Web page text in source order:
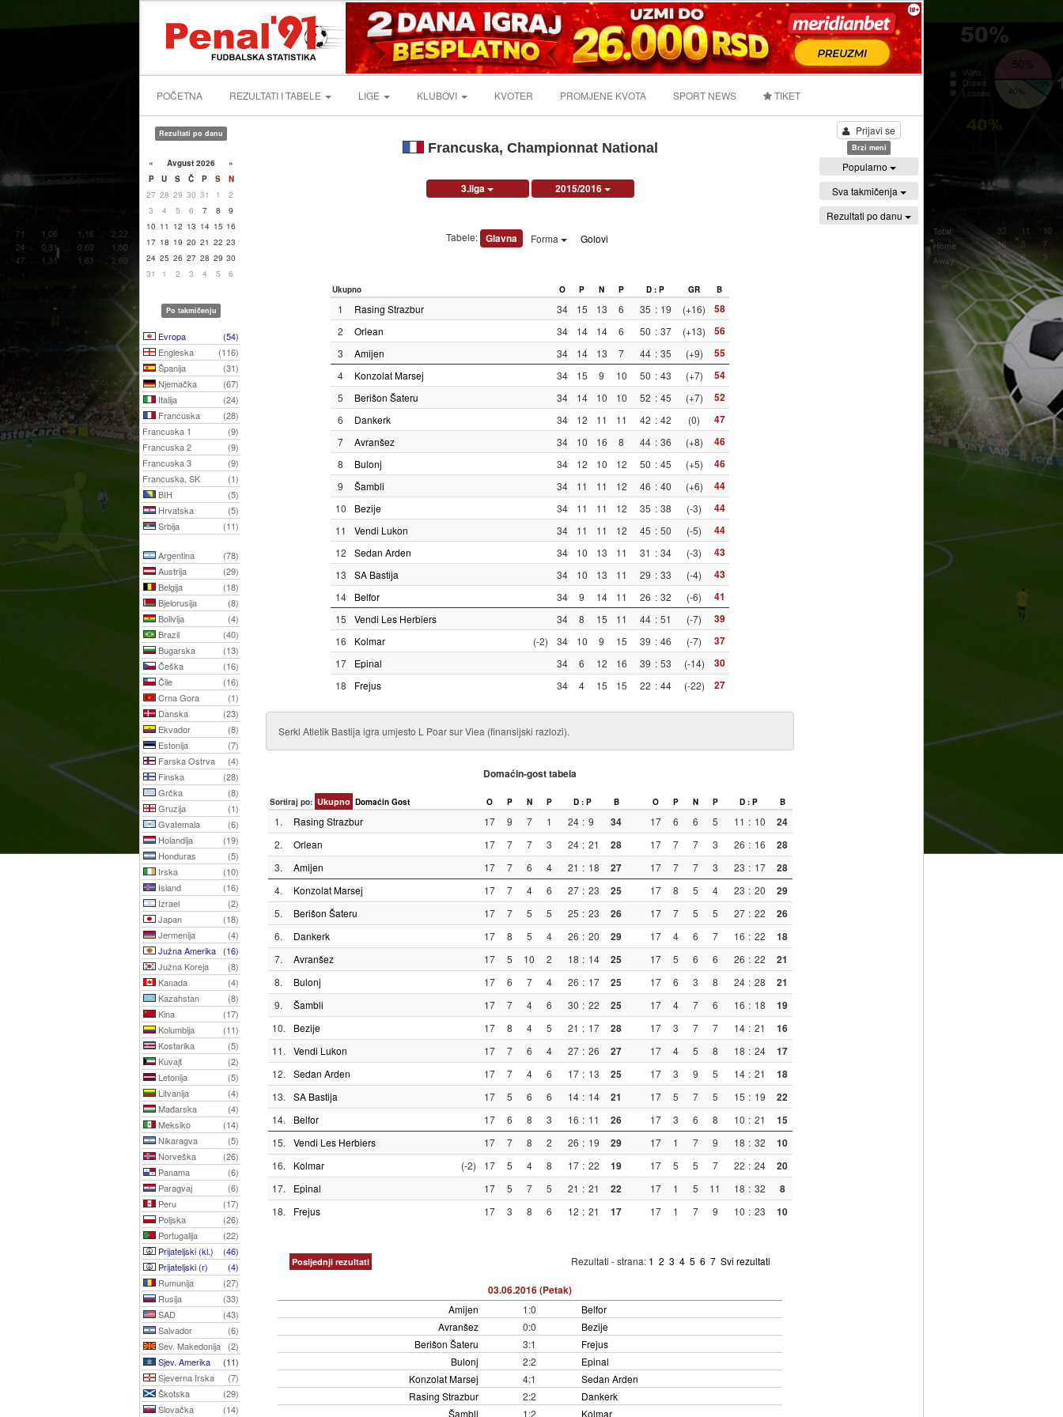
POČETNA REZULTATI I TABELE LIGE KLUBOVI KVOTER PROMJENE KVOTA SPORT NEWS TIKET
Rezultati po danu
« Avgust 2026
»
P
U S Č P S
N
27 28 29 30 31 1
2
3
4 5 6 7 8
9
10 11 12 13 14 15 16
17 18 19 20 21 22 23
24 25 26 27 28 29 30
31
1 2 3 4 5 6
Po takmičenju
Evropa
(54)
Engleska
(116)
Španija
(31)
Njemačka
(67)
Italija
(24)
Francuska
(28)
Francuska 1
(9)
Francuska 2
(9)
Francuska 3
(9)
Francuska, SK
(1)
BIH
(5)
Hrvatska
(5)
Srbija
(11)
Argentina
(78)
Austrija
(29)
Belgija
(18)
Bjelorusija
(8)
Bolivija
(4)
Brazil
(40)
Bugarska
(13)
Češka
(16)
Čile
(16)
Crna Gora
(1)
Danska
(23)
Ekvador
(8)
Estonija
(7)
Farska Ostrva
(4)
Finska
(28)
Grčka
(8)
Gruzija
(1)
Gvatemala
(6)
Holandija
(19)
Honduras
(5)
Irska
(10)
Island
(16)
Izrael
(2)
Japan
(18)
Jermenija
(4)
Južna Amerika (16)
Južna Koreja
(8)
Kanada
(4)
Kazahstan
(8)
Kina
(17)
Kolumbija
(11)
Kostarika
(5)
Kuvajt
(2)
Letonija
(5)
Litvanija
(4)
Mađarska
(4)
Meksiko
(14)
Nikaragva
(5)
Norveška
(26)
Panama
(6)
Paragvaj
(6)
Peru
(17)
Poljska
(26)
Portugalija
(22)
Prijateljski (kl.)
(46)
Prijateljski (r)
(4)
Rumunija
(27)
Rusija
(33)
SAD
(43)
Salvador
(6)
Sev. Makedonija
(2)
Sjev. Amerika
(11)
Sjeverna Irska
(7)
Škotska
(29)
Slovačka
(14)
Francuska, Championnat National
3.liga 2015/2016
Tabele: Glavna Forma Golovi
Ukupno O P N P D : P GR B
1 Rasing Strazbur 34 15 13 6 35 : 19 (+16) 58
2 Orlean 34 14 14 6 50 : 37 (+13) 56
3 Amijen 34 14 13 7 44 : 35 (+9) 55
4 Konzolat Marsej 34 15 9 10 50 : 43 (+7) 54
5 Berišon Šateru 34 14 10 10 52 : 45 (+7) 52
6 Dankerk 34 12 11 11 42 : 42 (0) 47
7 Avranšez 34 10 16 8 44 : 36 (+8) 46
8 Bulonj 34 12 10 12 50 : 45 (+5) 46
9 Šambli 34 11 11 12 46 : 40 (+6) 44
10 Bezije 34 11 11 12 35 : 38 (-3) 44
11 Vendi Lukon 34 11 11 12 45 : 50 (-5) 44
12 Sedan Arden 34 10 13 11 31 : 34 (-3) 43
13 SA Bastija 34 10 13 11 29 : 33 (-4) 43
14 Belfor 34 9 14 11 26 : 32 (-6) 41
15 Vendi Les Herbiers 34 8 15 11 44 : 51 (-7) 39
16 Kolmar (-2) 34 10 9 15 39 : 46 (-7) 37
17 Epinal 34 6 12 16 39 : 53 (-14) 30
18 Frejus 34 4 15 15 22 : 44 (-22) 27
Serkl Atletik Bastija igra umjesto L Poar sur Viea (finansijski razlozi).
Domaćin-gost tabela
Sortiraj po: Ukupno Domaćin Gost O P N P D : P B O P N P D : P B
1. Rasing Strazbur 17 9 7 1 24 : 9 34 17 6 6 5 11 : 10 24
2. Orlean 17 7 7 3 24 : 21 28 17 7 7 3 26 : 16 28
3. Amijen 17 7 6 4 21 : 18 27 17 7 7 3 23 : 17 28
4. Konzolat Marsej 17 7 4 6 27 : 23 25 17 8 5 4 23 : 20 29
5. Berišon Šateru 17 7 5 5 25 : 23 26 17 7 5 5 27 : 22 26
6. Dankerk 17 8 5 4 26 : 20 29 17 4 6 7 16 : 22 18
7. Avranšez 17 5 10 2 18 : 14 25 17 5 6 6 26 : 22 21
8. Bulonj 17 6 7 4 26 : 17 25 17 6 3 8 24 : 28 21
9. Šambli 17 7 4 6 30 : 22 25 17 4 7 6 16 : 18 19
10. Bezije 17 8 4 5 21 : 17 28 17 3 7 7 14 : 21 16
11. Vendi Lukon 17 7 6 4 27 : 26 27 17 4 5 8 18 : 24 17
12. Sedan Arden 17 7 4 6 17 : 13 25 17 3 9 5 14 : 21 18
13. SA Bastija 17 5 6 6 14 : 14 21 17 5 7 5 15 : 19 22
14. Belfor 17 6 8 3 16 : 11 26 17 3 6 8 10 : 21 15
15. Vendi Les Herbiers 17 7 8 2 26 : 19 29 17 1 7 9 18 : 32 10
16. Kolmar (-2) 17 5 4 8 17 : 22 19 17 5 5 7 22 : 24 20
17. Epinal 17 5 7 5 21 : 21 22 17 1 5 11 18 : 32 8
18. Frejus 17 3 8 6 12 : 21 17 17 1 7 9 10 : 23 10
Posljednji rezultati Rezultati - strana: 1 2 3 4 5 6 7 Svi rezultati
03.06.2016 (Petak)
Amijen 1:0
Belfor
Avranšez
0:0
Bezije
Berišon Šateru
3:1
Frejus
Bulonj
2:2
Epinal
Konzolat Marsej
4:1
Sedan Arden
Rasing Strazbur
2:2
Dankerk
Šambli
1:2 Kolmar
Prijavi se
Brzi meni
Popularno
Sva takmičenja
Rezultati po danu